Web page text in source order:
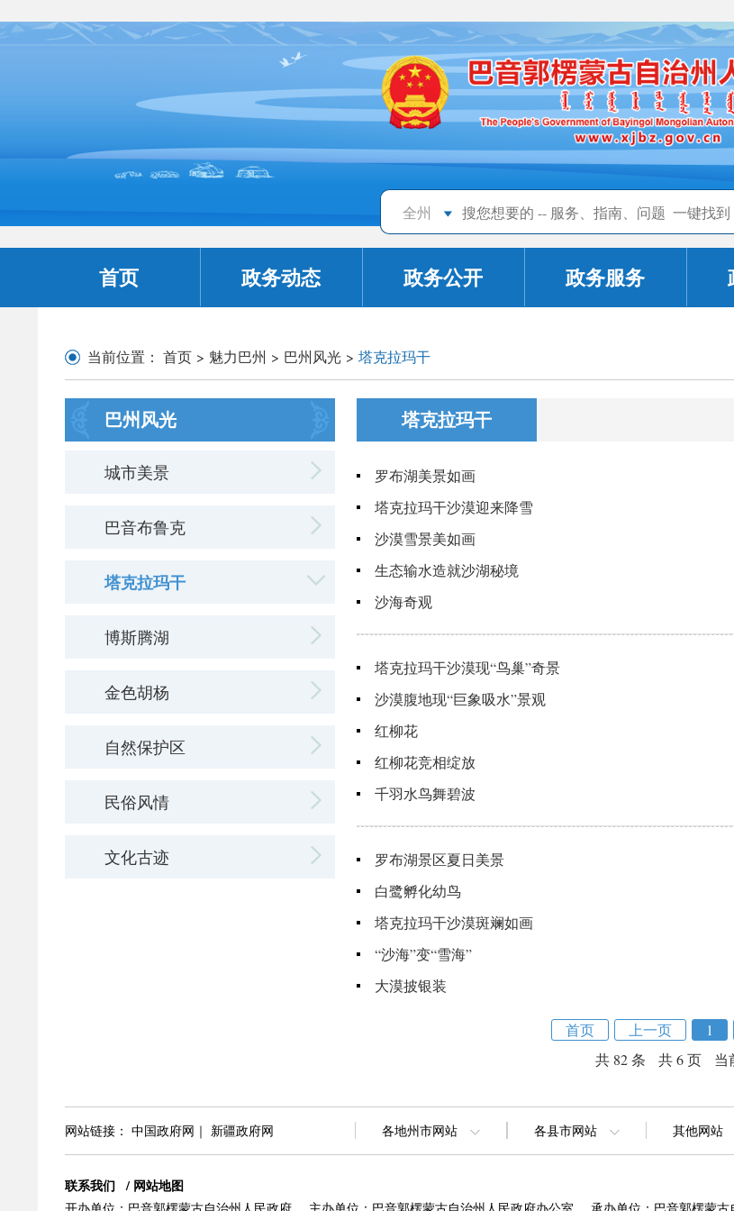
全州
首页 政务动态 政务公开 政务服务
当前位置： 首页 > 魅力巴州 > 巴州风光 > 塔克拉玛干
巴州风光
城市美景
巴音布鲁克
塔克拉玛干
博斯腾湖
金色胡杨
自然保护区
民俗风情
文化古迹
塔克拉玛干
罗布湖美景如画
塔克拉玛干沙漠迎来降雪
沙漠雪景美如画
生态输水造就沙湖秘境
沙海奇观
塔克拉玛干沙漠现“鸟巢”奇景
沙漠腹地现“巨象吸水”景观
红柳花
红柳花竞相绽放
千羽水鸟舞碧波
罗布湖景区夏日美景
白鹭孵化幼鸟
塔克拉玛干沙漠斑斓如画
“沙海”变“雪海”
大漠披银装
首页 上一页 1
共 82 条
共 6 页 当
网站链接： 中国政府网 ｜ 新疆政府网 各地州市网站 各县市网站 其他网站
联系我们 / 网站地图